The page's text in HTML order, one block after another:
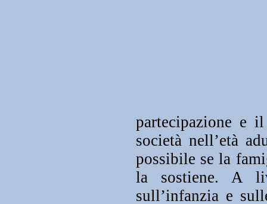
partecipazione e
società nell’età
possibile se la
la sostiene. A
sull’infanzia e